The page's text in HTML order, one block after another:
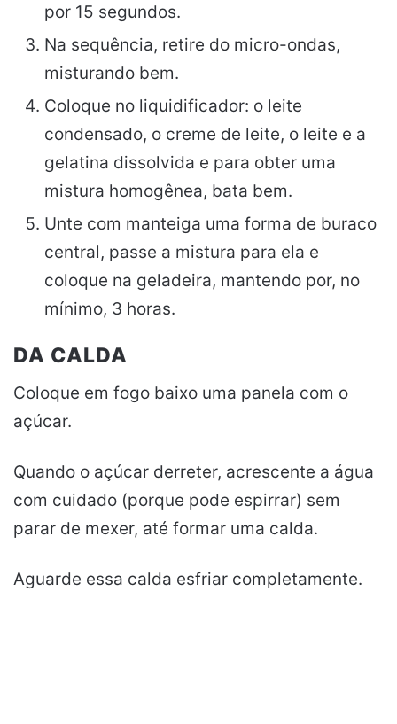
por 15 segundos.
Na sequência, retire do micro-ondas,
misturando bem.
Coloque no liquidificador: o leite
condensado, o creme de leite, o leite e a
gelatina dissolvida e para obter uma
mistura homogênea, bata bem.
Unte com manteiga uma forma de buraco
central, passe a mistura para ela e
coloque na geladeira, mantendo por, no
mínimo, 3 horas.
DA CALDA
Coloque em fogo baixo uma panela com o
açúcar.
Quando o açúcar derreter, acrescente a água
com cuidado (porque pode espirrar) sem
parar de mexer, até formar uma calda.
Aguarde essa calda esfriar completamente.